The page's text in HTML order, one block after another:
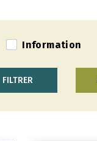
Information